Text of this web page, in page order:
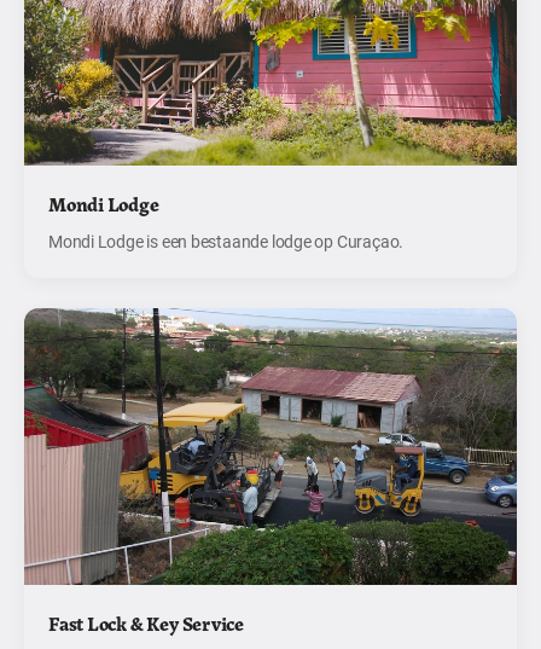
Mondi Lodge
Mondi Lodge is een bestaande lodge op Curaçao.
Fast Lock & Key Service